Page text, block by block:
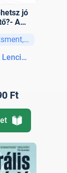
jó
A
öt vezetési
Ft